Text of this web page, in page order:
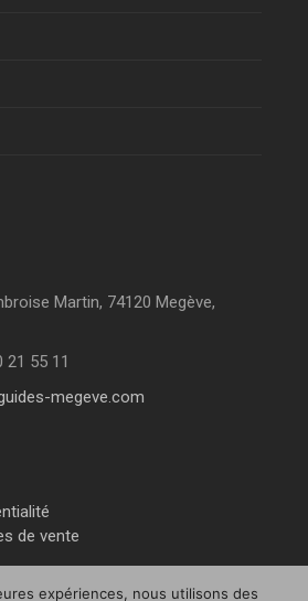
Martin, 74120 Megève,
21 55 11
megeve.com
de vente
expériences, nous utilisons des